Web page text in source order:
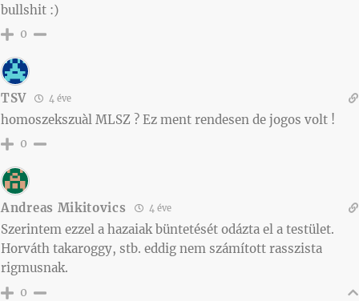
bullshit :)
0
TSV 4 éve
homoszekszuàl MLSZ ? Ez ment rendesen de jogos volt !
0
Andreas Mikitovics 4 éve
Szerintem ezzel a hazaiak büntetését odázta el a testület.
Horváth takaroggy, stb. eddig nem számított rasszista
rigmusnak.
0